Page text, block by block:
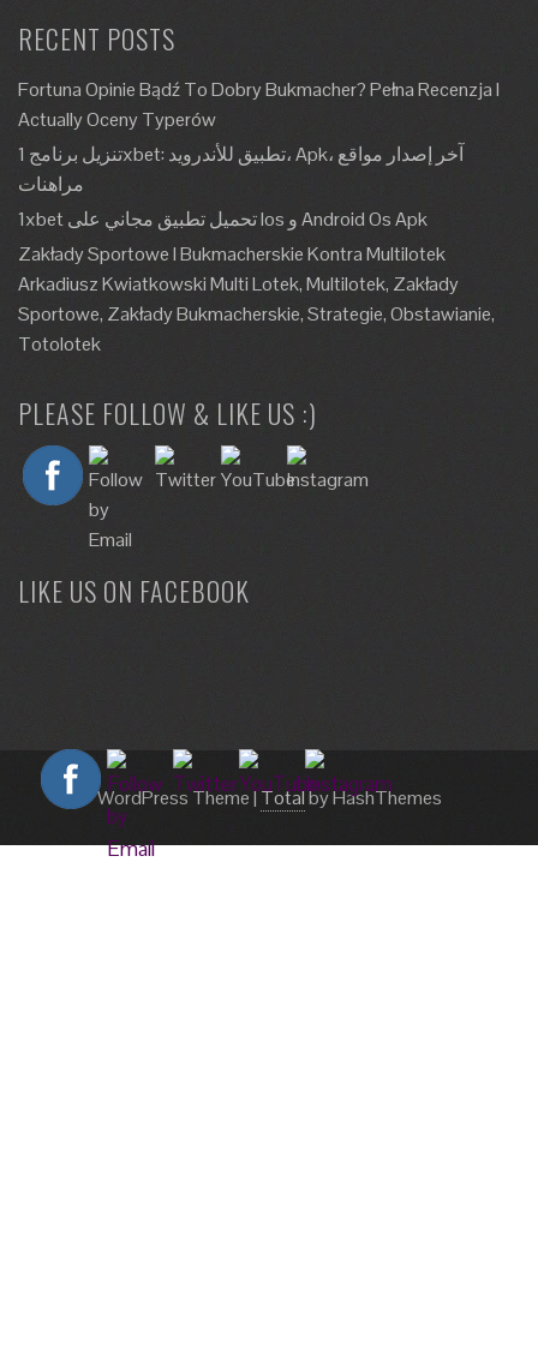
RECENT POSTS
Fortuna Opinie Bądź To Dobry Bukmacher? Pełna Recenzja I
Actually Oceny Typerów
تنزيل برنامج 1xbet: تطبيق للأندرويد، Apk، آخر إصدار مواقع
مراهنات
1xbet تحميل تطبيق مجاني على Ios و Android Os Apk
Zakłady Sportowe I Bukmacherskie Kontra Multilotek
Arkadiusz Kwiatkowski Multi Lotek, Multilotek, Zakłady
Sportowe, Zakłady Bukmacherskie, Strategie, Obstawianie,
Totolotek
PLEASE FOLLOW & LIKE US :)
LIKE US ON FACEBOOK
WordPress Theme|Totalby HashThemes